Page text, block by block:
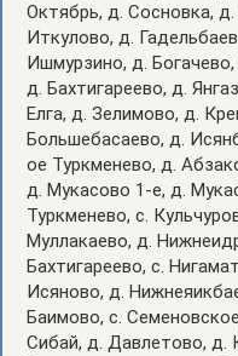
Октябрь, д. Сосновка,
Иткулово, д.
Ишмурзино, д.
д. Бахтигареево, д.
Елга, д. Зелимово, д.
Большебасаево, д.
ое Туркменево, д.
д. Мукасово 1-е, д.
Туркменево, с.
Муллакаево, д.
Бахтигареево, с.
Исяново, д.
Баимово, с.
Сибай, д. Давлетово, д.